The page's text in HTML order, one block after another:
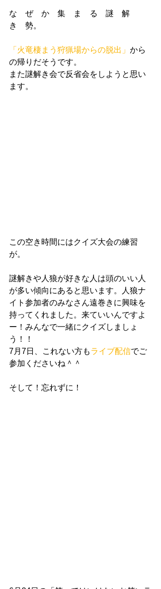
な　ぜ　か　集　ま　る　謎　解
き　勢。
「火竜棲まう狩猟場からの脱出」 から
の帰りだそうです。
また謎解き会で反省会をしようと思い
ます。
この空き時間にはクイズ大会の練習
が。
謎解きや人狼が好きな人は頭のいい人
が多い傾向にあると思います。人狼ナ
イト参加者のみなさん遠巻きに興味を
持ってくれました。来ていいんですよ
ー！みんなで一緒にクイズしましょ
う！！
7月7日、これない方もライブ配信でご
参加くださいね＾＾
そして！忘れずに！